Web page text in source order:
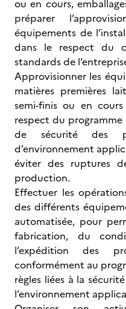
ou en cours,
préparer
équipements de
dans le respect du
standards de
Approvisionner les
matières premières
semi-finis ou en
respect du
de sécurité des
d’environnement
éviter des ruptures
production.
Effectuer les
des différents
automatisée, pour
fabrication, du
l’expédition des
conformément au
règles liées à la
l’environnement